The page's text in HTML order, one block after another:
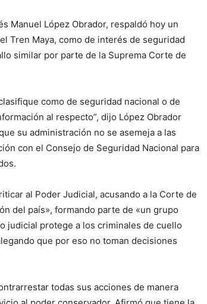
Manuel López Obrador, respaldó hoy un
Tren Maya, como de interés de seguridad
similar por parte de la Suprema Corte de
como de seguridad nacional o de
al respecto”, dijo López Obrador
su administración no se asemeja a las
con el Consejo de Seguridad Nacional para
al Poder Judicial, acusando a la Corte de
del país», formando parte de «un grupo
judicial protege a los criminales de cuello
que por eso no toman decisiones
todas sus acciones de manera